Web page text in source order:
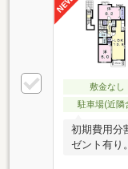
敷金なし
駐車場(近隣
初期費用分
ゼント有り。